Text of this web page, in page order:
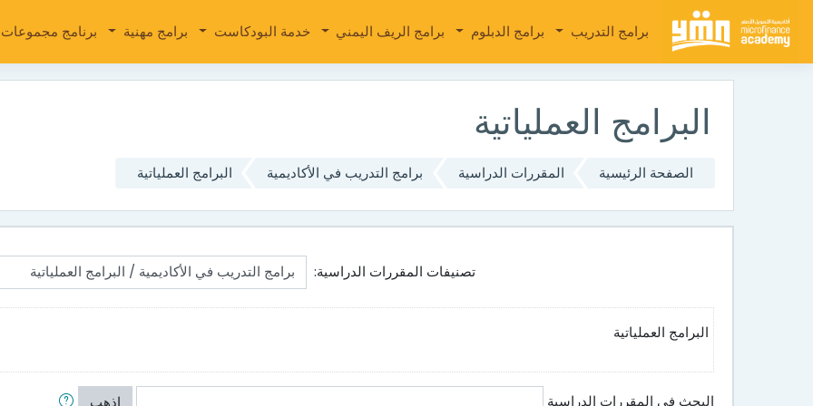
برامج التدريب برامج الدبلوم برامج الريف اليمني خدمة البودكاست برامج مهنية برنامج مجموعات
تجاوز إلى المحتوى الرئيسي
البرامج العملياتية
الصفحة الرئيسية المقررات الدراسية برامج التدريب في الأكاديمية البرامج العملياتية
تصنيفات المقررات الدراسية:
البرامج العملياتية
البحث في المقررات الدراسية إذهب